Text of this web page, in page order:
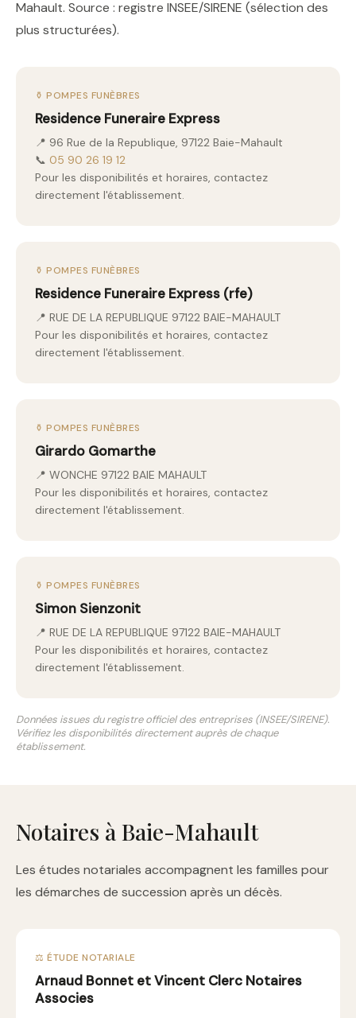
Mahault. Source : registre INSEE/SIRENE (sélection des
plus structurées).
⚱️ POMPES FUNÈBRES
Residence Funeraire Express
📍 96 Rue de la Republique, 97122 Baie-Mahault
📞 05 90 26 19 12
Pour les disponibilités et horaires, contactez
directement l'établissement.
⚱️ POMPES FUNÈBRES
Residence Funeraire Express (rfe)
📍 RUE DE LA REPUBLIQUE 97122 BAIE-MAHAULT
Pour les disponibilités et horaires, contactez
directement l'établissement.
⚱️ POMPES FUNÈBRES
Girardo Gomarthe
📍 WONCHE 97122 BAIE MAHAULT
Pour les disponibilités et horaires, contactez
directement l'établissement.
⚱️ POMPES FUNÈBRES
Simon Sienzonit
📍 RUE DE LA REPUBLIQUE 97122 BAIE-MAHAULT
Pour les disponibilités et horaires, contactez
directement l'établissement.
Données issues du registre officiel des entreprises (INSEE/SIRENE).
Vérifiez les disponibilités directement auprès de chaque
établissement.
Notaires à Baie-Mahault
Les études notariales accompagnent les familles pour
les démarches de succession après un décès.
⚖️ ÉTUDE NOTARIALE
Arnaud Bonnet et Vincent Clerc Notaires
Associes